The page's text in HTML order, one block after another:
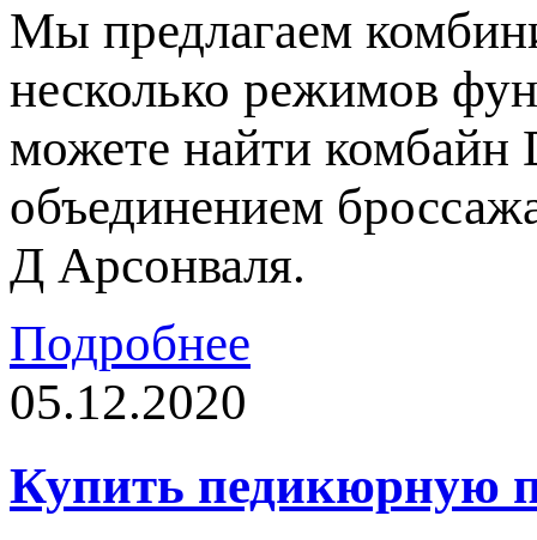
Мы предлагаем
несколько режимов
можете найти комбайн
объединением
Д Арсонваля.
Подробнее
05.12.2020
Купить педикюрную